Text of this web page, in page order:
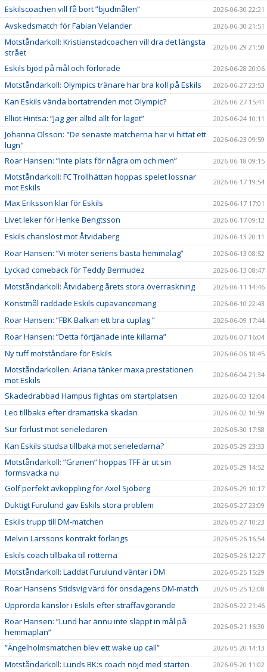
Eskilscoachen vill få bort ”bjudmålen” 2026-06-30 22:21
Avskedsmatch för Fabian Velander 2026-06-30 21:51
Motståndarkoll: Kristianstadcoachen vill dra det längsta
strået
2026-06-29 21:50
Eskils bjöd på mål och förlorade 2026-06-28 20:06
Motståndarkoll: Olympics tränare har bra koll på Eskils 2026-06-27 23:53
Kan Eskils vända bortatrenden mot Olympic? 2026-06-27 15:41
Elliot Hintsa: ”Jag ger alltid allt för laget” 2026-06-24 10:11
Johanna Olsson: "De senaste matcherna har vi hittat ett
lugn"
2026-06-23 09:59
Roar Hansen: ”Inte plats för några om och men” 2026-06-18 09:15
Motståndarkoll: FC Trollhättan hoppas spelet lossnar
mot Eskils
2026-06-17 19:54
Max Eriksson klar för Eskils 2026-06-17 17:01
Livet leker för Henke Bengtsson 2026-06-17 09:12
Eskils chanslöst mot Åtvidaberg 2026-06-13 20:11
Roar Hansen: ”Vi möter seriens bästa hemmalag” 2026-06-13 08:52
Lyckad comeback för Teddy Bermudez 2026-06-13 08:47
Motståndarkoll: Åtvidaberg årets stora överraskning 2026-06-11 14:46
Konstmål räddade Eskils cupavancemang 2026-06-10 22:43
Roar Hansen: ”FBK Balkan ett bra cuplag ” 2026-06-09 17:44
Roar Hansen: ”Detta förtjänade inte killarna” 2026-06-07 16:04
Ny tuff motståndare för Eskils 2026-06-06 18:45
Motståndarkollen: Ariana tänker maxa prestationen
mot Eskils
2026-06-04 21:34
Skadedrabbad Hampus fightas om startplatsen 2026-06-03 12:04
Leo tillbaka efter dramatiska skadan 2026-06-02 10:59
Sur förlust mot serieledaren 2026-05-30 17:58
Kan Eskils studsa tillbaka mot serieledarna? 2026-05-29 23:33
Motståndarkoll: ”Granen” hoppas TFF är ut sin
formsvacka nu
2026-05-29 14:52
Golf perfekt avkoppling för Axel Sjöberg 2026-05-29 10:17
Duktigt Furulund gav Eskils stora problem 2026-05-27 23:09
Eskils trupp till DM-matchen 2026-05-27 10:23
Melvin Larssons kontrakt förlängs 2026-05-26 16:54
Eskils coach tillbaka till rötterna 2026-05-26 12:27
Motståndarkoll: Laddat Furulund väntar i DM 2026-05-25 15:29
Roar Hansens Stidsvig värd för onsdagens DM-match 2026-05-25 12:08
Upprörda känslor i Eskils efter straffavgörande 2026-05-22 21:46
Roar Hansen: ”Lund har ännu inte släppt in mål på
hemmaplan”
2026-05-21 16:30
”Ängelholmsmatchen blev ett wake up call” 2026-05-20 14:13
Motståndarkoll: Lunds BK:s coach nöjd med starten 2026-05-20 11:02